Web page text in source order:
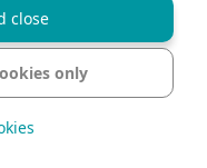
Svetainės struktūra
Šiame dokumente naudojami
America“ paprastieji arba
prekių ženklai yra registruotieji
close
only